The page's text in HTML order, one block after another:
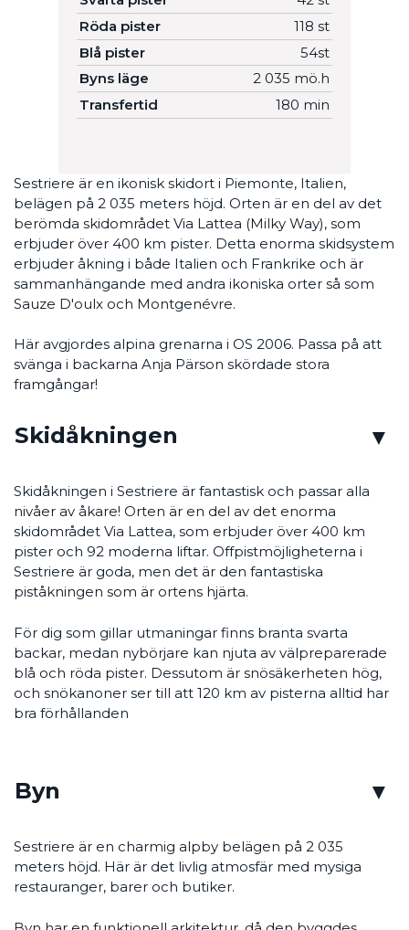
Röda pister
118 st
Blå pister
54st
Byns läge
2 035 mö.h
Transfertid
180 min
Sestriere är en ikonisk skidort i Piemonte, Italien,
belägen på 2 035 meters höjd. Orten är en del av det
berömda skidområdet Via Lattea (Milky Way), som
erbjuder över 400 km pister. Detta enorma skidsystem
erbjuder åkning i både Italien och Frankrike och är
sammanhängande med andra ikoniska orter så som
Sauze D'oulx och Montgenévre.
Här avgjordes alpina grenarna i OS 2006. Passa på att
svänga i backarna Anja Pärson skördade stora
framgångar!
Skidåkningen
Skidåkningen i Sestriere är fantastisk och passar alla
nivåer av åkare! Orten är en del av det enorma
skidområdet Via Lattea, som erbjuder över 400 km
pister och 92 moderna liftar. Offpistmöjligheterna i
Sestriere är goda, men det är den fantastiska
piståkningen som är ortens hjärta.
För dig som gillar utmaningar finns branta svarta
backar, medan nybörjare kan njuta av välpreparerade
blå och röda pister. Dessutom är snösäkerheten hög,
och snökanoner ser till att 120 km av pisterna alltid har
bra förhållanden
Byn
Sestriere är en charmig alpby belägen på 2 035
meters höjd. Här är det livlig atmosfär med mysiga
restauranger, barer och butiker.